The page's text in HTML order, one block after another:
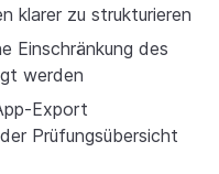
klarer zu strukturieren
Einschränkung des
werden
Export
Prüfungsübersicht